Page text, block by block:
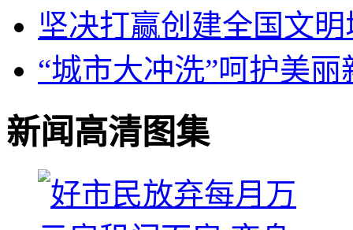
坚决打赢创建全国文
“城市大冲洗”呵护美丽
新闻高清图集